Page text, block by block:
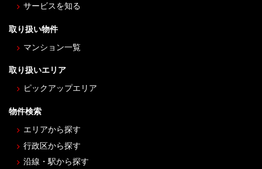
サービスを知る
取り扱い物件
マンション一覧
取り扱いエリア
ピックアップエリア
物件検索
エリアから探す
行政区から探す
沿線・駅から探す